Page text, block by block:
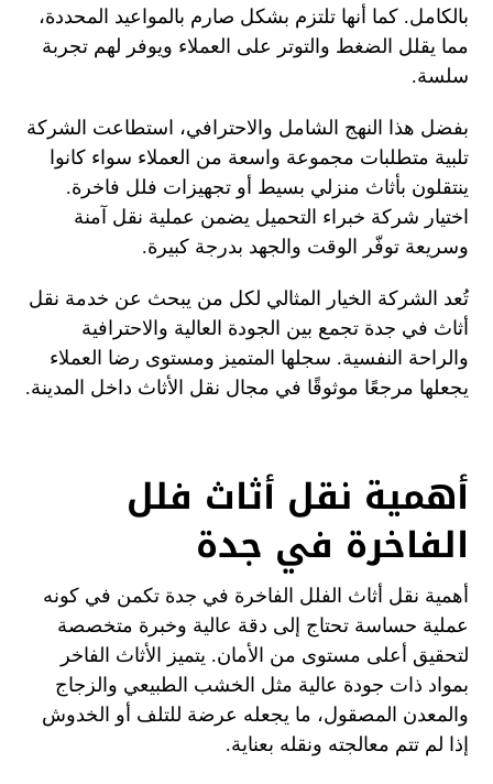
بالكامل. كما أنها تلتزم بشكل صارم بالمواعيد المحددة،
مما يقلل الضغط والتوتر على العملاء ويوفر لهم تجربة
سلسة.
بفضل هذا النهج الشامل والاحترافي، استطاعت الشركة
تلبية متطلبات مجموعة واسعة من العملاء سواء كانوا
ينتقلون بأثاث منزلي بسيط أو تجهيزات فلل فاخرة.
اختيار شركة خبراء التحميل يضمن عملية نقل آمنة
وسريعة توفّر الوقت والجهد بدرجة كبيرة.
تُعد الشركة الخيار المثالي لكل من يبحث عن خدمة نقل
أثاث في جدة تجمع بين الجودة العالية والاحترافية
والراحة النفسية. سجلها المتميز ومستوى رضا العملاء
يجعلها مرجعًا موثوقًا في مجال نقل الأثاث داخل المدينة.
أهمية نقل أثاث فلل
الفاخرة في جدة
أهمية نقل أثاث الفلل الفاخرة في جدة تكمن في كونه
عملية حساسة تحتاج إلى دقة عالية وخبرة متخصصة
لتحقيق أعلى مستوى من الأمان. يتميز الأثاث الفاخر
بمواد ذات جودة عالية مثل الخشب الطبيعي والزجاج
والمعدن المصقول، ما يجعله عرضة للتلف أو الخدوش
إذا لم تتم معالجته ونقله بعناية.